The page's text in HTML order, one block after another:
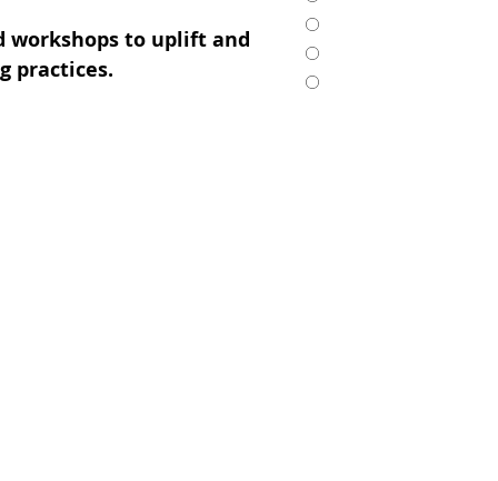
workshops to uplift and
practices.